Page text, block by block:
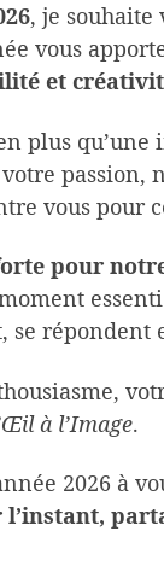
, je
vous
et
plus qu’une
vous
pour
se
à l’Image.
2026 à
l’instant,